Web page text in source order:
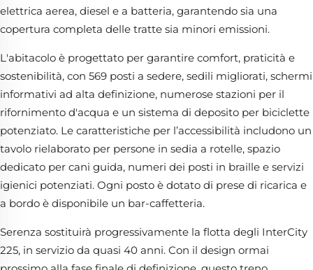
elettrica aerea, diesel e a batteria, garantendo sia una
copertura completa delle tratte sia minori emissioni.
L'abitacolo è progettato per garantire comfort, praticità e
sostenibilità, con 569 posti a sedere, sedili migliorati, schermi
informativi ad alta definizione, numerose stazioni per il
rifornimento d'acqua e un sistema di deposito per biciclette
potenziato. Le caratteristiche per l’accessibilità includono un
tavolo rielaborato per persone in sedia a rotelle, spazio
dedicato per cani guida, numeri dei posti in braille e servizi
igienici potenziati. Ogni posto è dotato di prese di ricarica e
a bordo è disponibile un bar-caffetteria.
Serenza sostituirà progressivamente la flotta degli InterCity
225, in servizio da quasi 40 anni. Con il design ormai